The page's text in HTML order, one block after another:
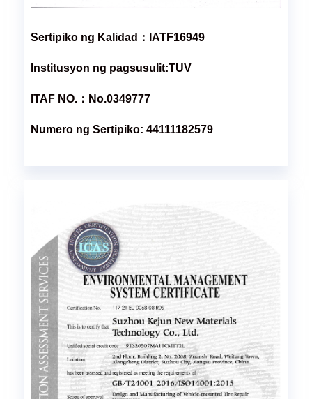
Sertipiko ng Kalidad：IATF16949
Institusyon ng pagsusulit:TUV
ITAF NO.：No.0349777
Numero ng Sertipiko: 44111182579